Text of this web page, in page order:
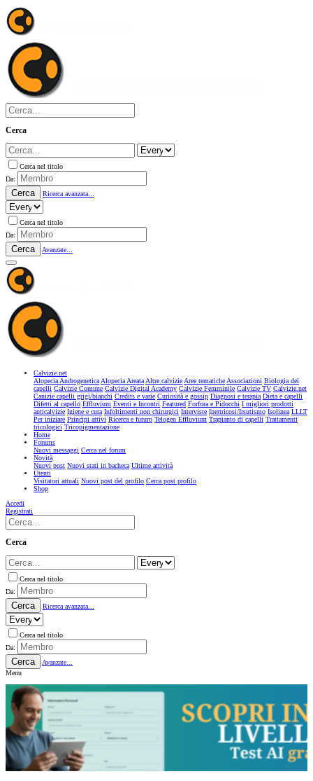
Cerca
Cerca nel titolo
Da:
Cerca Ricerca avanzata...
Cerca nel titolo
Da:
Cerca Avanzate...
Calvizie.net
Alopecia AndrogeneticaAlopecia AreataAltre calvizieAree tematicheAssociazioni Biologia dei
capelli Calvizie Comune Calvizie Digital Academy Calvizie Femminile Calvizie TV Calvizie.net
Canizie capelli grigi/bianchi Credits e varie Curiosità e gossip Diagnosi e terapia Dieta e capelli
Difetti al capello Effluvium Eventi e Incontri Featured Forfora e Pidocchi I migliori prodotti
anticalvizie Igiene e cura Infoltimenti non chirurgici Interviste Ipertricosi/Irsutismo Isolinea LLLT
Per iniziare Principi attivi Ricerca e futuro Telogen Effluvium Trapianto di capelli Trattamenti
tricologici Tricopigmentazione
Home
Forums
Nuovi messaggi Cerca nel forum
Novità
Nuovi post Nuovi stati in bacheca Ultime attività
Utenti
Visitatori attuali Nuovi post del profilo Cerca post profilo
Shop
Accedi
Registrati
Cerca
Cerca nel titolo
Da:
Cerca Ricerca avanzata...
Cerca nel titolo
Da:
Cerca
Avanzate...
Menu